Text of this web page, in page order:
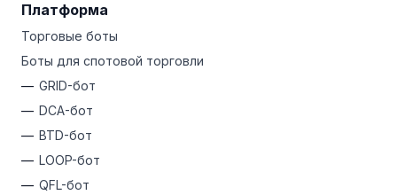
Платформа
Торговые боты
Боты для спотовой торговли
GRID-бот
DCA-бот
BTD-бот
LOOP-бот
QFL-бот